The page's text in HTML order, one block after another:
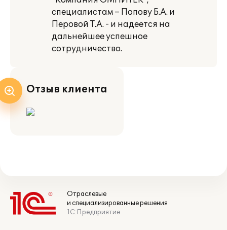
специалистам – Попову Б.А. и
Перовой Т.А. - и надеется на
дальнейшее успешное
сотрудничество.
Отзыв клиента
Отраслевые
и специализированные решения
1С:Предприятие